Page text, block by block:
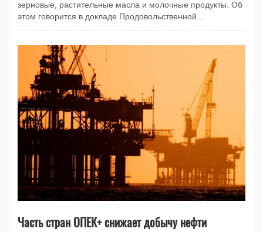
зерновые, растительные масла и молочные продукты. Об
этом говорится в докладе Продовольственной...
Часть стран ОПЕК+ снижает добычу нефти